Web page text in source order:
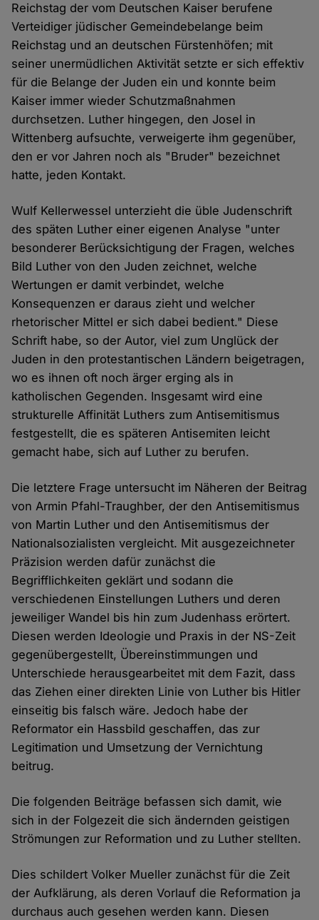
Reichstag der vom Deutschen Kaiser berufene
Verteidiger jüdischer Gemeindebelange beim
Reichstag und an deutschen Fürstenhöfen; mit
seiner unermüdlichen Aktivität setzte er sich effektiv
für die Belange der Juden ein und konnte beim
Kaiser immer wieder Schutzmaßnahmen
durchsetzen. Luther hingegen, den Josel in
Wittenberg aufsuchte, verweigerte ihm gegenüber,
den er vor Jahren noch als "Bruder" bezeichnet
hatte, jeden Kontakt.
Wulf Kellerwessel unterzieht die üble Judenschrift
des späten Luther einer eigenen Analyse "unter
besonderer Berücksichtigung der Fragen, welches
Bild Luther von den Juden zeichnet, welche
Wertungen er damit verbindet, welche
Konsequenzen er daraus zieht und welcher
rhetorischer Mittel er sich dabei bedient." Diese
Schrift habe, so der Autor, viel zum Unglück der
Juden in den protestantischen Ländern beigetragen,
wo es ihnen oft noch ärger erging als in
katholischen Gegenden. Insgesamt wird eine
strukturelle Affinität Luthers zum Antisemitismus
festgestellt, die es späteren Antisemiten leicht
gemacht habe, sich auf Luther zu berufen.
Die letztere Frage untersucht im Näheren der Beitrag
von Armin Pfahl-Traughber, der den Antisemitismus
von Martin Luther und den Antisemitismus der
Nationalsozialisten vergleicht. Mit ausgezeichneter
Präzision werden dafür zunächst die
Begrifflichkeiten geklärt und sodann die
verschiedenen Einstellungen Luthers und deren
jeweiliger Wandel bis hin zum Judenhass erörtert.
Diesen werden Ideologie und Praxis in der NS-Zeit
gegenübergestellt, Übereinstimmungen und
Unterschiede herausgearbeitet mit dem Fazit, dass
das Ziehen einer direkten Linie von Luther bis Hitler
einseitig bis falsch wäre. Jedoch habe der
Reformator ein Hassbild geschaffen, das zur
Legitimation und Umsetzung der Vernichtung
beitrug.
Die folgenden Beiträge befassen sich damit, wie
sich in der Folgezeit die sich ändernden geistigen
Strömungen zur Reformation und zu Luther stellten.
Dies schildert Volker Mueller zunächst für die Zeit
der Aufklärung, als deren Vorlauf die Reformation ja
durchaus auch gesehen werden kann. Diesen